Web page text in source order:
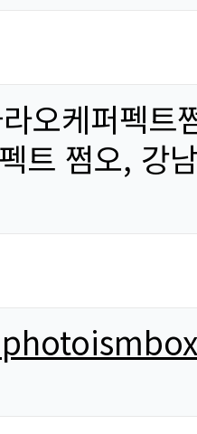
오케퍼펙트
트 쩜오, 강